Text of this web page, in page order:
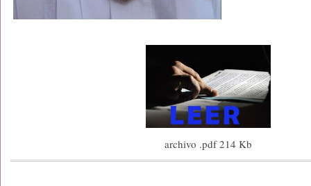
archivo .pdf 214 Kb